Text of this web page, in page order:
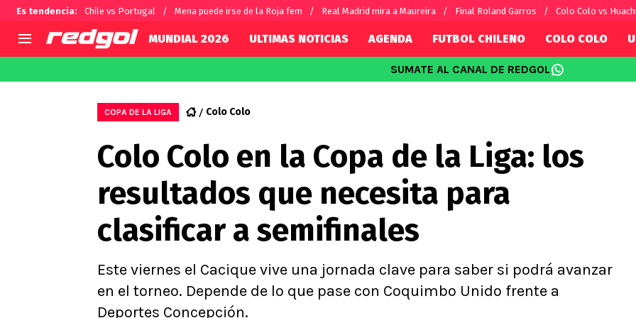
Es tendencia: Chile vs Portugal Mena puede irse de la Roja fem Real Madrid mira a Maureira Final Roland Garros Colo Colo vs
Selección Chilena
U de Chile
U Católica
Campeonato Nacional
Primera B
Segunda División
Copa Chile
Supercopa Chile
Campeonato Femenino
Alexis Sánchez
Carlos Palacios
Chilenos por el mundo
Fútbol Argentino
Fútbol Brasileño
Conference
Ligue 1
MUNDIAL 2026 ULTIMAS NOTICIAS AGENDA FUTBOL CHILENO COLO COLO
SUMATE AL CANAL DE REDGOL
COPA DE LA LIGA Colo Colo
Colo Colo en la Copa de la Liga: los
resultados que necesita para
clasificar a semifinales
Este viernes el Cacique vive una jornada clave para saber si podrá avanzar
en el torneo. Depende de lo que pase con Coquimbo Unido frente a
Deportes Concepción.